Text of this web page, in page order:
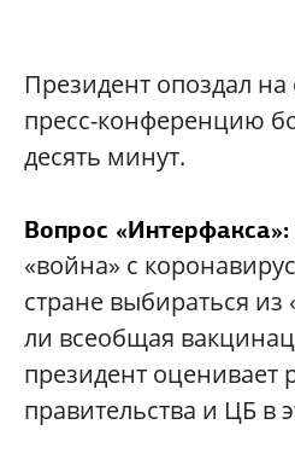
Президент опоздал
пресс-конференцию
десять минут.
Вопрос «Интерфакса»:
«война» с
стране выбираться из
ли всеобщая
президент оценивает
правительства и ЦБ в